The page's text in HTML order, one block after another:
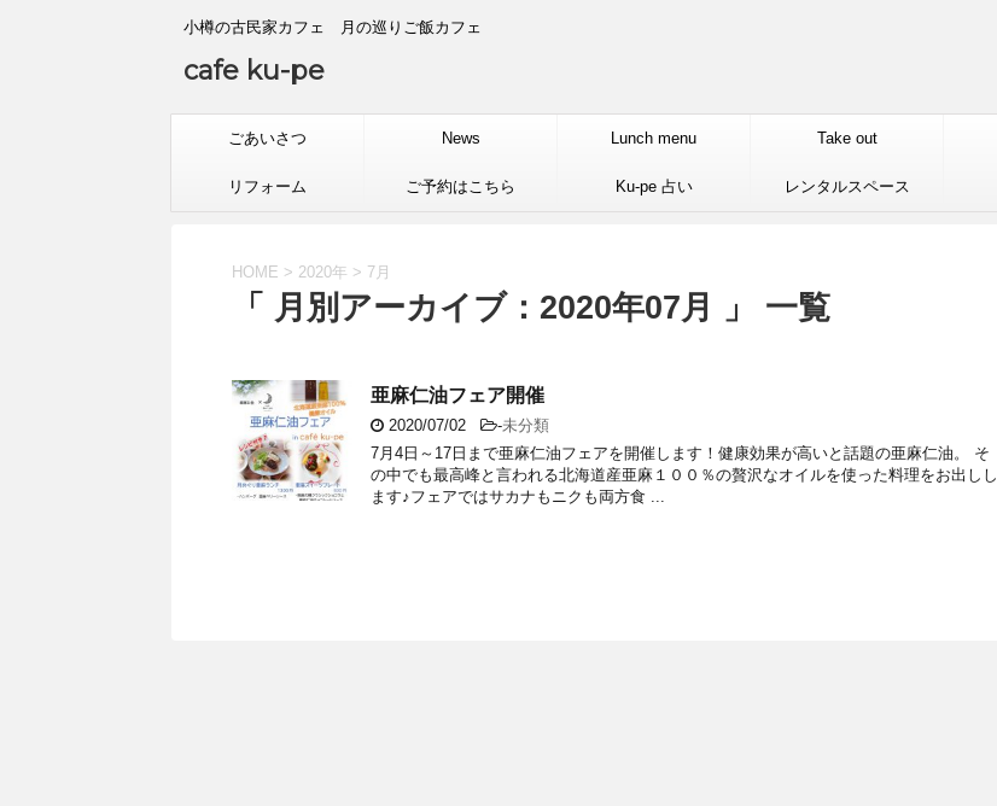
小樽の古民家カフェ 月の巡りご飯カフェ
cafe ku-pe
ごあいさつ News Lunch menu Take out
リフォーム ご予約はこちら Ku-pe 占い レンタルスペース
HOME > 2020年 > 7月
「 月別アーカイブ：2020年07月 」 一覧
亜麻仁油フェア開催
2020/07/02 -未分類
7月4日～17日まで亜麻仁油フェアを開催します！健康効果が高いと話題の亜麻仁油。 そ
の中でも最高峰と言われる北海道産亜麻１００％の贅沢なオイルを使った料理をお出しし
ます♪フェアではサカナもニクも両方食 ...